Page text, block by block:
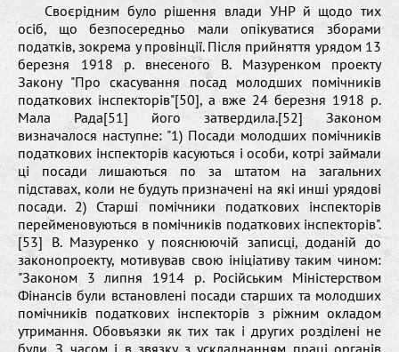
Своєрідним було рішення влади УНР й щодо тих
осіб, що безпосередньо мали опікуватися зборами
податків, зокрема у провінції. Після прийняття урядом 13
березня 1918 р. внесеного В. Мазуренком проекту
Закону "Про скасування посад молодших помічників
податкових інспекторів"[50], а вже 24 березня 1918 р.
Мала Рада[51] його затвердила.[52] Законом
визначалося наступне: "1) Посади молодших помічників
податкових інспекторів касуються і особи, котрі займали
ці посади лишаються по за штатом на загальних
підставах, коли не будуть призначені на які инші урядові
посади. 2) Старші помічники податкових інспекторів
перейменовуються в помічників податкових інспекторів".
[53] В. Мазуренко у пояснюючій записці, доданій до
законопроекту, мотивував свою ініціативу таким чином:
"Законом 3 липня 1914 р. Російським Міністерством
Фінансів були встановлені посади старших та молодших
помічників податкових інспекторів з ріжним окладом
утримання. Обовъязки як тих так і других розділені не
були. З часом і в звязку з ускладнанням праці органів